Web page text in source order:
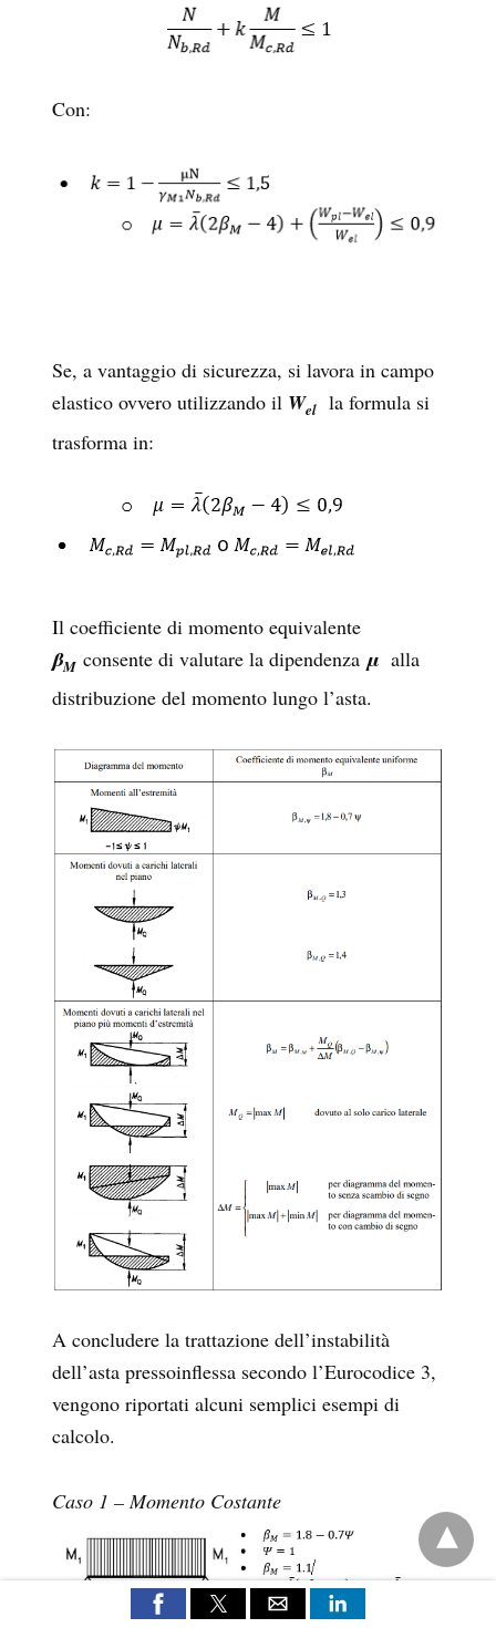
Con:
Se, a vantaggio di sicurezza, si lavora in campo
elastico ovvero utilizzando il Wel
la formula si
trasforma in:
Il coefficiente di momento equivalente
βM consente di valutare la dipendenza μ alla
distribuzione del momento lungo l’asta.
A concludere la trattazione dell’instabilità
dell’asta pressoinflessa secondo l’Eurocodice 3,
vengono riportati alcuni semplici esempi di
calcolo.
Caso 1 – Momento Costante